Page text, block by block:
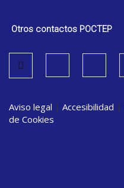
Otros contactos POCTEP
Aviso legal | Accesibilidad |
de Cookies